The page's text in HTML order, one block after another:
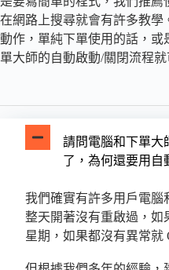
在網路上搜尋就會有許多教
動作，單純下單使用的話，
單大師的自動啟動/關閉流程
請問電腦和下單大
了，為何還要用自
我們確實有許多用戶電腦
整天開著沒有重啟過，如
星期，如果都沒有異常就